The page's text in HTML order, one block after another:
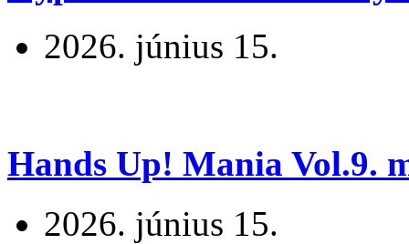
2026. június 15.
Hands Up! Mania Vol.9.
2026. június 15.